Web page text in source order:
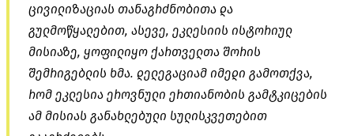
ცივილიზაციას თანაგრძნობითა და
გულმოწყალებით, ასევე, ეკლესიის ისტორიულ
მისიაზე, ყოფილიყო ქართველთა შორის
შემრიგებლის ხმა. დელეგაციამ იმედი გამოთქვა,
რომ ეკლესია ეროვნული ერთიანობის გამტკიცების
ამ მისიას განახლებული სულისკვეთებით